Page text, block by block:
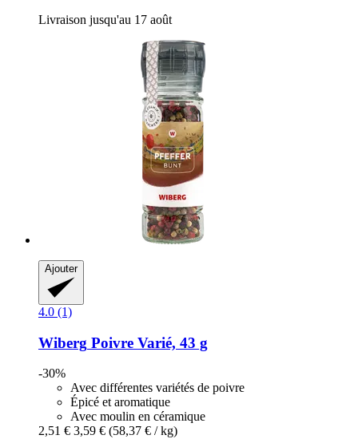
Livraison jusqu'au 17 août
Ajouter
4.0 (1)
Wiberg Poivre Varié, 43 g
-30%
Avec différentes variétés de poivre
Épicé et aromatique
Avec moulin en céramique
2,51 € 3,59 € (58,37 € / kg)